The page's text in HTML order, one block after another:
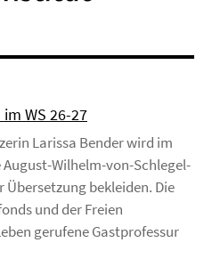
WS 26-27
Larissa Bender wird im
Wilhelm-von-Schlegel-
bekleiden. Die
und der Freien
gerufene Gastprofessur